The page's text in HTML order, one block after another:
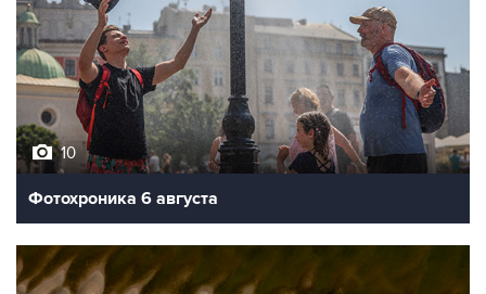
10
Фотохроника 6 августа